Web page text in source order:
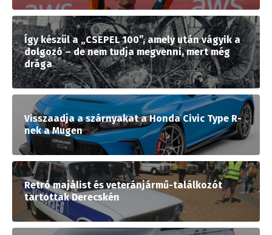
Így készül a „CSEPEL 100”, amely után vágyik a
dolgozó – de nem tudja megvenni, mert még
drága
Visszaadja a szárnyakat a Honda Civic Type R-
nek a Mugen
Retró majálist és veteránjármű-találkozót
tartottak Derecskén